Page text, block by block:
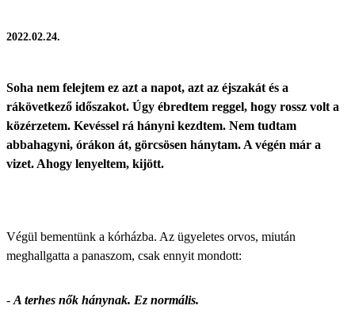
2022.02.24.
Soha nem felejtem ez azt a napot, azt az éjszakát és a
rákövetkező időszakot. Úgy ébredtem reggel, hogy rossz volt a
közérzetem. Kevéssel rá hányni kezdtem. Nem tudtam
abbahagyni, órákon át, görcsösen hánytam. A végén már a
vizet. Ahogy lenyeltem, kijött.
Végül bementünk a kórházba. Az ügyeletes orvos, miután
meghallgatta a panaszom, csak ennyit mondott:
- A terhes nők hánynak. Ez normális.